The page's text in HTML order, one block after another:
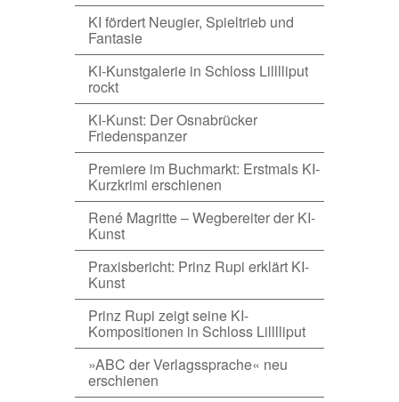
KI fördert Neugier, Spieltrieb und
Fantasie
KI-Kunstgalerie in Schloss Lilllliput
rockt
KI-Kunst: Der Osnabrücker
Friedenspanzer
Premiere im Buchmarkt: Erstmals KI-
Kurzkrimi erschienen
René Magritte – Wegbereiter der KI-
Kunst
Praxisbericht: Prinz Rupi erklärt KI-
Kunst
Prinz Rupi zeigt seine KI-
Kompositionen in Schloss Lilllliput
»ABC der Verlagssprache« neu
erschienen